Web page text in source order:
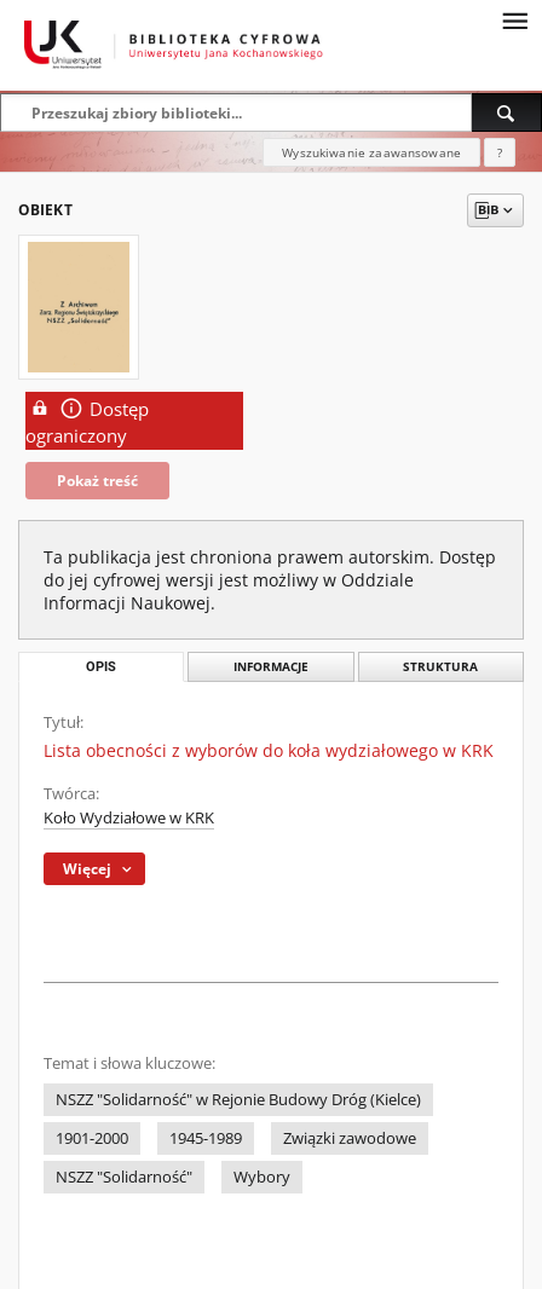
Wyszukiwanie zaawansowane ?
OBIEKT
Dostęp
ograniczony
Pokaż treść
Ta publikacja jest chroniona prawem autorskim. Dostęp
do jej cyfrowej wersji jest możliwy w Oddziale
Informacji Naukowej.
OPIS INFORMACJE STRUKTURA
Tytuł:
Lista obecności z wyborów do koła wydziałowego w KRK
Twórca:
Koło Wydziałowe w KRK
Więcej
Temat i słowa kluczowe:
NSZZ "Solidarność" w Rejonie Budowy Dróg (Kielce)
1901-2000
1945-1989
Związki zawodowe
NSZZ "Solidarność"
Wybory